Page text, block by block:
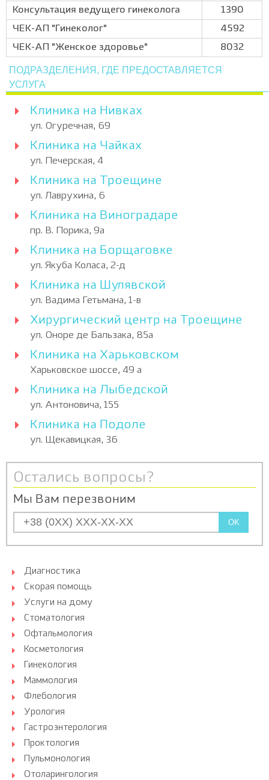
Консультация ведущего гинеколога
1390
ЧЕК-АП "Гинеколог"
4592
ЧЕК-АП "Женское здоровье"
8032
ПОДРАЗДЕЛЕНИЯ, ГДЕ ПРЕДОСТАВЛЯЕТСЯ
УСЛУГА
Клиника на Нивках
ул. Огуречная, 69
Клиника на Чайках
ул. Печерская, 4
Клиника на Троещине
ул. Лаврухина, 6
Клиника на Виноградаре
пр. В. Порика, 9а
Клиника на Борщаговке
ул. Якуба Коласа, 2-д
Клиника на Шулявской
ул. Вадима Гетьмана, 1-в
Хирургический центр на Троещине
ул. Оноре де Бальзака, 85а
Клиника на Харьковском
Харьковское шоссе, 49 а
Клиника на Лыбедской
ул. Антоновича, 155
Клиника на Подоле
ул. Щекавицкая, 36
Остались вопросы?
Мы Вам перезвоним
OK
Диагностика
Скорая помощь
Услуги на дому
Стоматология
Офтальмология
Косметология
Гинекология
Маммология
Флебология
Урология
Гастроэнтерология
Проктология
Пульмонология
Отоларингология